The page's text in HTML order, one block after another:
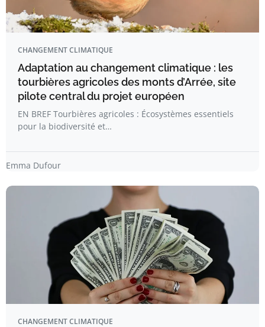
CHANGEMENT CLIMATIQUE
Adaptation au changement climatique : les
tourbières agricoles des monts d’Arrée, site
pilote central du projet européen
EN BREF Tourbières agricoles : Écosystèmes essentiels
pour la biodiversité et…
Emma Dufour
CHANGEMENT CLIMATIQUE